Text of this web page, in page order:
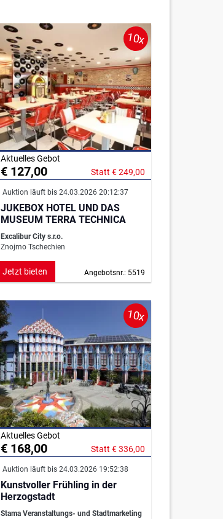
10x
Aktuelles Gebot
€ 127,00 Statt € 249,00
Auktion läuft bis 24.03.2026 20:12:37
JUKEBOX HOTEL UND DAS
MUSEUM TERRA TECHNICA
Excalibur City s.r.o.
Znojmo Tschechien
Angebotsnr.: 5519
Jetzt bieten
10x
Aktuelles Gebot
€ 168,00 Statt € 336,00
Auktion läuft bis 24.03.2026 19:52:38
Kunstvoller Frühling in der
Herzogstadt
Stama Veranstaltungs- und Stadtmarketing